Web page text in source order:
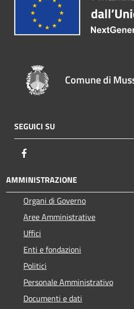
Comune di
SEGUICI SU
AMMINISTRAZIONE
Organi di Governo
Aree Amministrative
Uffici
Enti e fondazioni
Politici
Personale Amministrativo
Documenti e dati